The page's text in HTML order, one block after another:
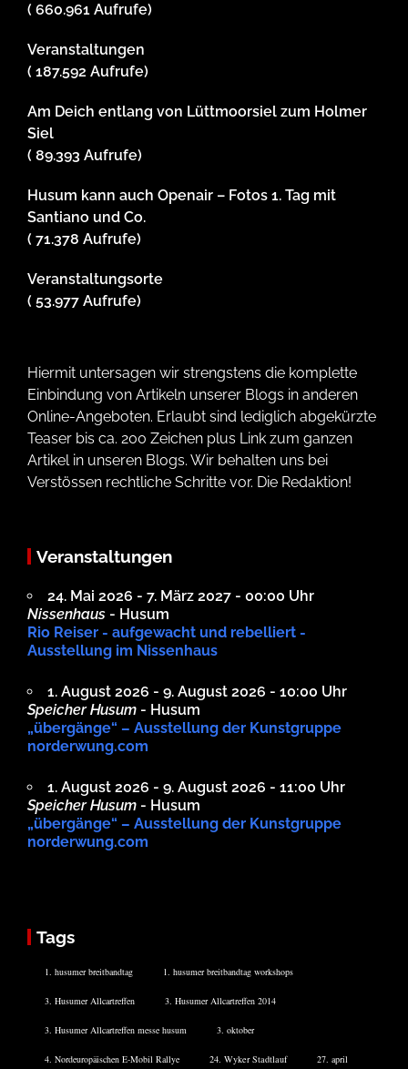
( 660.961 Aufrufe)
Veranstaltungen
( 187.592 Aufrufe)
Am Deich entlang von Lüttmoorsiel zum Holmer
Siel
( 89.393 Aufrufe)
Husum kann auch Openair – Fotos 1. Tag mit
Santiano und Co.
( 71.378 Aufrufe)
Veranstaltungsorte
( 53.977 Aufrufe)
Hiermit untersagen wir strengstens die komplette
Einbindung von Artikeln unserer Blogs in anderen
Online-Angeboten. Erlaubt sind lediglich abgekürzte
Teaser bis ca. 200 Zeichen plus Link zum ganzen
Artikel in unseren Blogs. Wir behalten uns bei
Verstössen rechtliche Schritte vor. Die Redaktion!
Veranstaltungen
24. Mai 2026 - 7. März 2027 - 00:00 Uhr
Nissenhaus - Husum
Rio Reiser - aufgewacht und rebelliert -
Ausstellung im Nissenhaus
1. August 2026 - 9. August 2026 - 10:00 Uhr
Speicher Husum - Husum
„übergänge“ – Ausstellung der Kunstgruppe
norderwung.com
1. August 2026 - 9. August 2026 - 11:00 Uhr
Speicher Husum - Husum
„übergänge“ – Ausstellung der Kunstgruppe
norderwung.com
Tags
1. husumer breitbandtag 1. husumer breitbandtag workshops
3. Husumer Allcartreffen 3. Husumer Allcartreffen 2014
3. Husumer Allcartreffen messe husum 3. oktober
4. Nordeuropäischen E-Mobil Rallye 24. Wyker Stadtlauf 27. april